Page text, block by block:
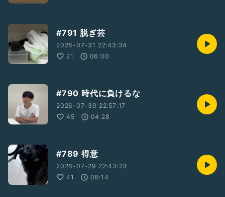
#791 脱ぎ芸
2026-07-31 22:43:34
21
06:00
#790 時代に負けるな
2026-07-30 22:57:17
45
04:28
#789 得意
2026-07-29 22:43:23
41
08:14